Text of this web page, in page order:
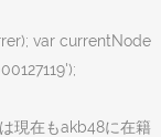
var currentNode
現在もakb48に在籍